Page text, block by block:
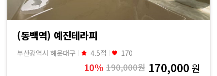
(동백역) 예진테라피
부산광역시 해운대구 4.5점 170
10% 190,000원 170,000 원